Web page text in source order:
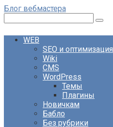
Перейти
контенту
Блог вебмастера
WEB
SEO и оптимизация
Wiki
CMS
WordPress
Темы
Плагины
Новичкам
Бабло
Без рубрики